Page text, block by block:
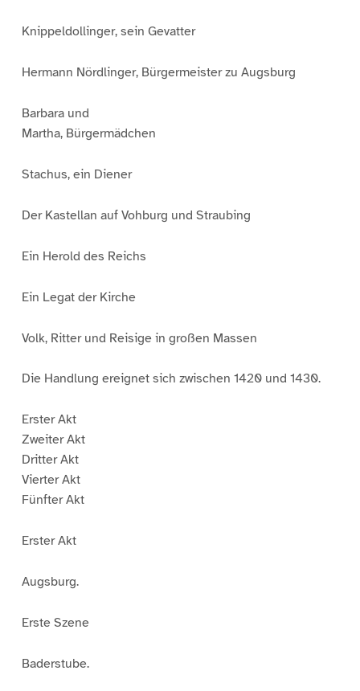
Knippeldollinger, sein Gevatter
Hermann Nördlinger, Bürgermeister zu Augsburg
Barbara und
Martha, Bürgermädchen
Stachus, ein Diener
Der Kastellan auf Vohburg und Straubing
Ein Herold des Reichs
Ein Legat der Kirche
Volk, Ritter und Reisige in großen Massen
Die Handlung ereignet sich zwischen 1420 und 1430.
Erster Akt
Zweiter Akt
Dritter Akt
Vierter Akt
Fünfter Akt
Erster Akt
Augsburg.
Erste Szene
Baderstube.